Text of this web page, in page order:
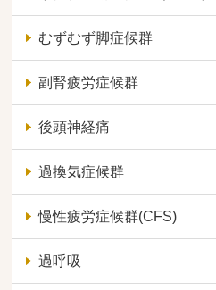
むずむず脚症候群
副腎疲労症候群
後頭神経痛
過換気症候群
慢性疲労症候群(CFS)
過呼吸